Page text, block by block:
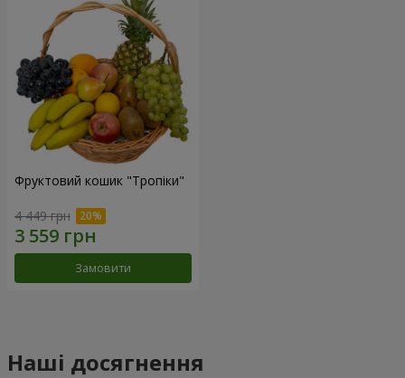
Фруктовий кошик "Тропіки"
4 449 грн
Замовити
Наші досягнення